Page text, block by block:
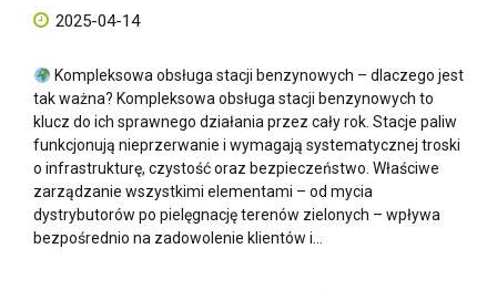
2025-04-14
Kompleksowa obsługa stacji benzynowych – dlaczego jest
tak ważna? Kompleksowa obsługa stacji benzynowych to
klucz do ich sprawnego działania przez cały rok. Stacje paliw
funkcjonują nieprzerwanie i wymagają systematycznej troski
o infrastrukturę, czystość oraz bezpieczeństwo. Właściwe
zarządzanie wszystkimi elementami – od mycia
dystrybutorów po pielęgnację terenów zielonych – wpływa
bezpośrednio na zadowolenie klientów i...